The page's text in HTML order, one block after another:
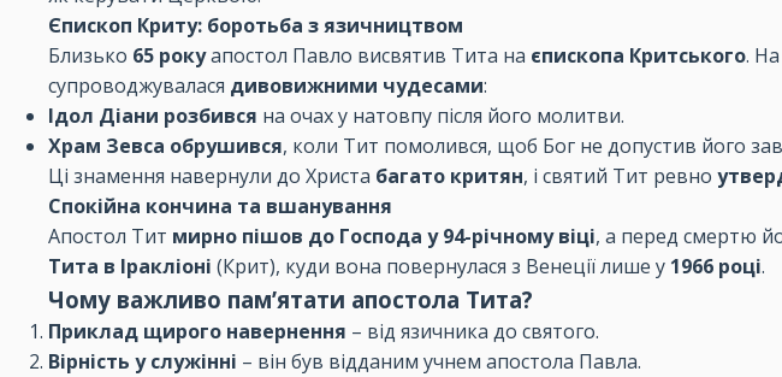
Єпископ Криту: боротьба з язичництвом
Близько 65 рокуапостол Павло висвятив Тита на єпископа Критського. На
супроводжувалася дивовижними чудесами:
Ідол Діани розбився на очах у натовпу після його молитви.
Храм Зевса обрушився, коли Тит помолився, щоб Бог не допустив його
Ці знамення навернули до Христа багато критян, і святий Тит ревно
Спокійна кончина та вшанування
Апостол Тит мирно пішов до Господа у 94-річному віці, а перед смертю
Тита в Іракліоні (Крит), куди вона повернулася з Венеції лише у 1966 році.
Чому важливо пам’ятати апостола Тита?
Приклад щирого навернення – від язичника до святого.
Вірність у служінні – він був відданим учнем апостола Павла.